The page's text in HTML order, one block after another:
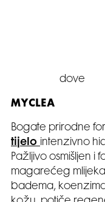
dove
MYCLEA
Bogate prirodne
tijelo
intenzivno
Pažljivo osmišljen i
magarećeg
badema,